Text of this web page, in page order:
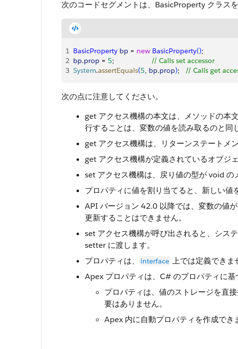
次のコードセグメントは、BasicProperty クラス
1 BasicProperty bp = new BasicProperty();
2 bp.prop = 5;
// Calls set accessor
3 System.assertEquals(5, bp.prop); // Calls get
次の点に注意してください。
get アクセス機構の本文は、メソッドの
行することは、変数の値を読み取るのと同
get アクセス機構は、リターンステートメ
get アクセス機構が定義されているオブジ
set アクセス機構は、戻り値の型が void の
プロパティに値を割り当てると、新しい値
API バージョン 42.0 以降では、変数の値
更新することはできません。
set アクセス機構が呼び出されると、シス
setter に渡します。
プロパティは、
interface 上では定義できま
Apex プロパティは、C# のプロパティに基
プロパティは、値のストレージを直
要はありません。
Apex 内に自動プロパティを作成でき